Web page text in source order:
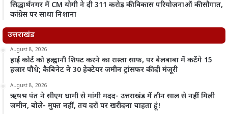
सिद्धार्थनगर में CM योगी ने दी 311 करोड़ की विकास परियोजनाओं की सौगात,
कांग्रेस पर साधा निशाना
उत्तराखंड
August 8, 2026
हाई कोर्ट को हल्द्वानी शिफ्ट करने का रास्ता साफ, पर बेलबाबा में कटेंगे 15
हजार पौधे; कैबिनेट ने 30 हेक्टेयर जमीन ट्रांसफर की दी मंजूरी
August 8, 2026
ऋषभ पंत ने सीएम धामी से मांगी मदद- उत्तराखंड में तीन साल से नहीं मिली
जमीन, बोले- मुफ्त नहीं, तय दरों पर खरीदना चाहता हूं!